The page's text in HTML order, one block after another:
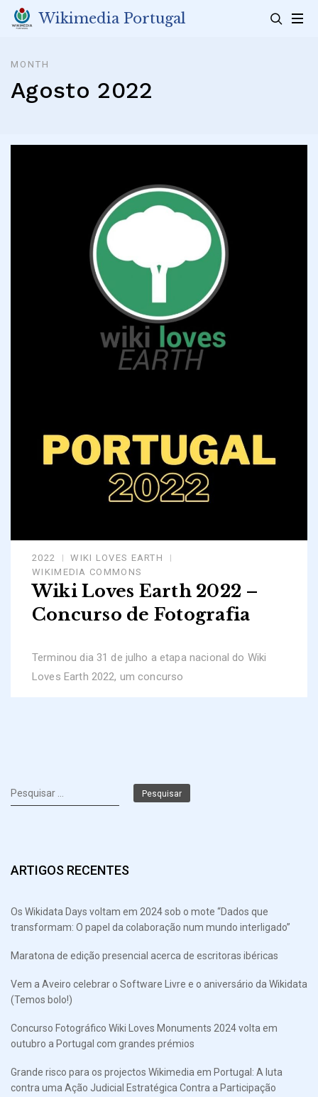
Skip
Wikimedia Portugal
MONTH
Agosto 2022
2022
WIKI LOVES EARTH
WIKIMEDIA COMMONS
Wiki Loves Earth 2022 –
Concurso de Fotografia
Terminou dia 31 de julho a etapa nacional do Wiki
Loves Earth 2022, um concurso
Pesquisar
por:
ARTIGOS RECENTES
Os Wikidata Days voltam em 2024 sob o mote “Dados que
transformam: O papel da colaboração num mundo interligado”
Maratona de edição presencial acerca de escritoras ibéricas
Vem a Aveiro celebrar o Software Livre e o aniversário da Wikidata
(Temos bolo!)
Concurso Fotográfico Wiki Loves Monuments 2024 volta em
outubro a Portugal com grandes prémios
Grande risco para os projectos Wikimedia em Portugal: A luta
contra uma Ação Judicial Estratégica Contra a Participação